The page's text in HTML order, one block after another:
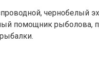
чернобелый
помощник рыболова,